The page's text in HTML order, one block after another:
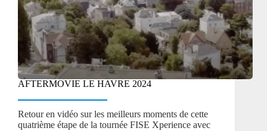
AFTERMOVIE LE HAVRE 2024
Retour en vidéo sur les meilleurs moments de cette
quatrième étape de la tournée FISE Xperience avec